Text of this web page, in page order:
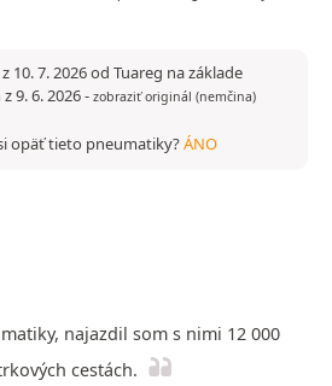
10. 7. 2026 od Tuareg na základe
9. 6. 2026- zobraziť originál (nemčina)
opäť tieto pneumatiky?ÁNO
najazdil som s nimi 12 000
cestách.